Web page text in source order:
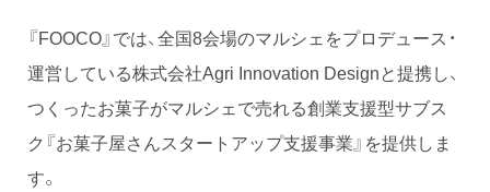
『FOOCO』では、全国8会場のマルシェをプロデュース・
運営している株式会社Agri Innovation Designと提携し、
つくったお菓子がマルシェで売れる創業支援型サブス
ク『お菓子屋さんスタートアップ支援事業』を提供しま
す。